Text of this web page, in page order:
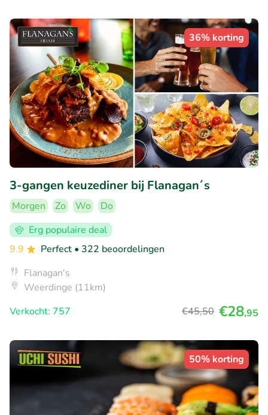
36% korting
3-gangen keuzediner bij Flanagan´s
Morgen Zo Wo
Do
Erg populaire deal
9.9
Perfect • 322 beoordelingen
Flanagan's
Weerdinge (11km)
Verkocht: 757
€45,50 €28,95
50% korting